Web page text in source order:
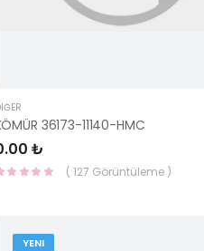
36173-11140-HMC
₺
( 127 Görüntüleme )
YENI